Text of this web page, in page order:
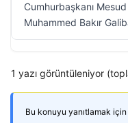
Cumhurbaşkanı
Muhammed Bakır
1 yazı görüntüleniyor
Bu konuyu yanıtlamak için